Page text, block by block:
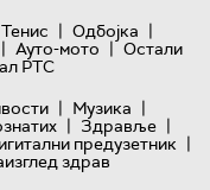
Тенис | Одбојка |
| Ауто-мото | Остали
РТС
| Музика |
| Здравље |
предузетник |
здрав